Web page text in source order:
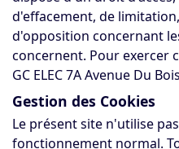
d'effacement, de
d'opposition concernant
concernent. Pour exercer
GC ELEC 7A Avenue Du
Gestion des Cookies
Le présent site n'utilise
fonctionnement normal.